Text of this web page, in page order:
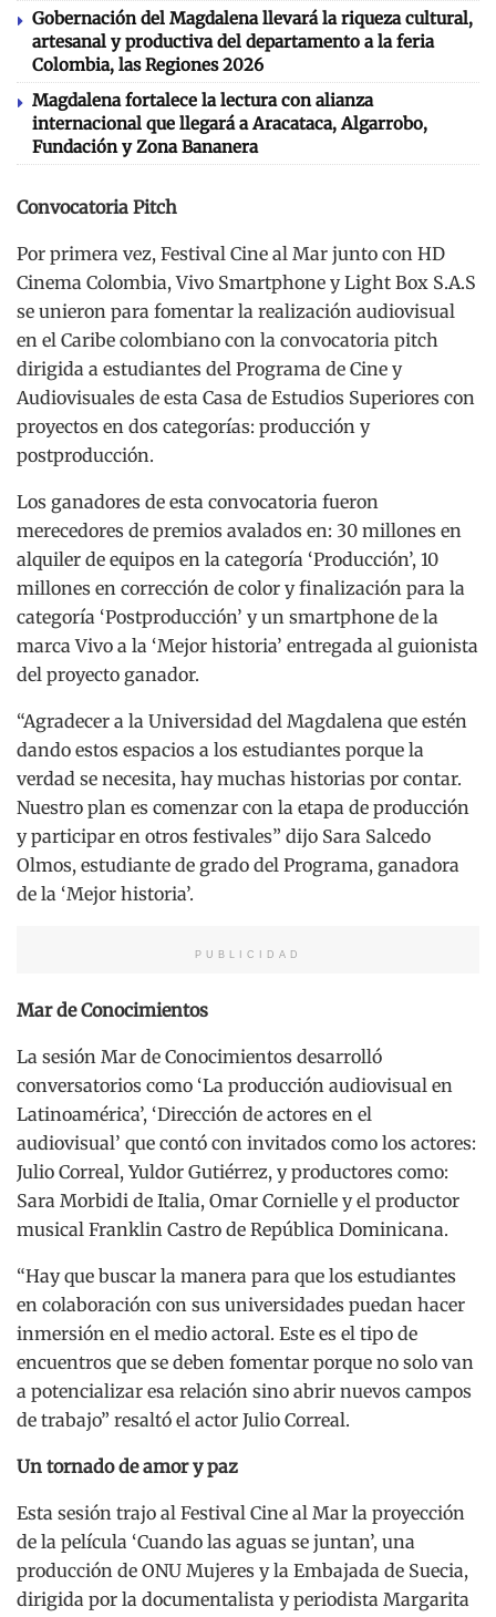
Gobernación del Magdalena llevará la riqueza cultural,
artesanal y productiva del departamento a la feria
Colombia, las Regiones 2026
Magdalena fortalece la lectura con alianza
internacional que llegará a Aracataca, Algarrobo,
Fundación y Zona Bananera
Convocatoria Pitch
Por primera vez, Festival Cine al Mar junto con HD
Cinema Colombia, Vivo Smartphone y Light Box S.A.S
se unieron para fomentar la realización audiovisual
en el Caribe colombiano con la convocatoria pitch
dirigida a estudiantes del Programa de Cine y
Audiovisuales de esta Casa de Estudios Superiores con
proyectos en dos categorías: producción y
postproducción.
Los ganadores de esta convocatoria fueron
merecedores de premios avalados en: 30 millones en
alquiler de equipos en la categoría ‘Producción’, 10
millones en corrección de color y finalización para la
categoría ‘Postproducción’ y un smartphone de la
marca Vivo a la ‘Mejor historia’ entregada al guionista
del proyecto ganador.
“Agradecer a la Universidad del Magdalena que estén
dando estos espacios a los estudiantes porque la
verdad se necesita, hay muchas historias por contar.
Nuestro plan es comenzar con la etapa de producción
y participar en otros festivales” dijo Sara Salcedo
Olmos, estudiante de grado del Programa, ganadora
de la ‘Mejor historia’.
PUBLICIDAD
Mar de Conocimientos
La sesión Mar de Conocimientos desarrolló
conversatorios como ‘La producción audiovisual en
Latinoamérica’, ‘Dirección de actores en el
audiovisual’ que contó con invitados como los actores:
Julio Correal, Yuldor Gutiérrez, y productores como:
Sara Morbidi de Italia, Omar Cornielle y el productor
musical Franklin Castro de República Dominicana.
“Hay que buscar la manera para que los estudiantes
en colaboración con sus universidades puedan hacer
inmersión en el medio actoral. Este es el tipo de
encuentros que se deben fomentar porque no solo van
a potencializar esa relación sino abrir nuevos campos
de trabajo” resaltó el actor Julio Correal.
Un tornado de amor y paz
Esta sesión trajo al Festival Cine al Mar la proyección
de la película ‘Cuando las aguas se juntan’, una
producción de ONU Mujeres y la Embajada de Suecia,
dirigida por la documentalista y periodista Margarita